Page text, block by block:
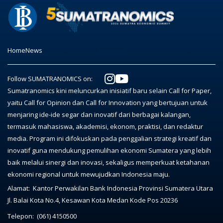
HomeNews
Follow SUMATRANOMICS on:
Sumatranomics kini meluncurkan inisiatif baru selain Call for Paper,
yaitu Call for Opinion dan Call for Innovation yang bertujuan untuk
menjaring ide-ide segar dan inovatif dari berbagai kalangan,
termasuk mahasiswa, akademisi, ekonom, praktisi, dan redaktur
media. Program ini difokuskan pada penggalian strategi kreatif dan
inovatif guna mendukung pemulihan ekonomi Sumatera yang lebih
baik melalui sinergi dan inovasi, sekaligus memperkuat ketahanan
ekonomi regional untuk mewujudkan Indonesia maju.
Alamat: Kantor Perwakilan Bank Indonesia Provinsi Sumatera Utara
Jl. Balai Kota No.4, Kesawan Kota Medan Kode Pos 20236
Telepon: (061) 4150500